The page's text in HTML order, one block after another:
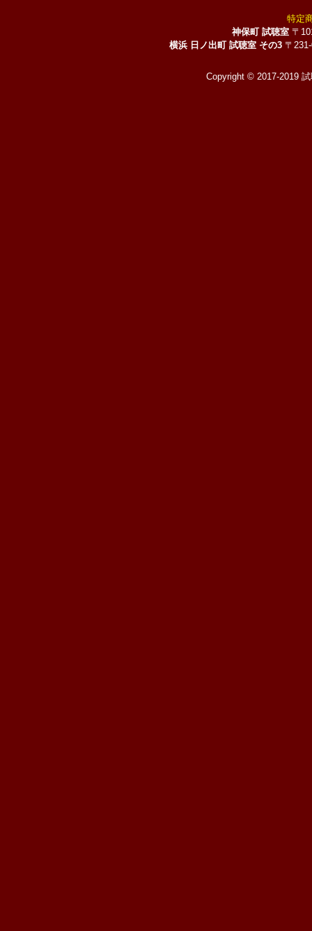
特定
神保町 試聴室 〒
横浜 日ノ出町 試聴室 その3 〒
Copyright © 2017-2019